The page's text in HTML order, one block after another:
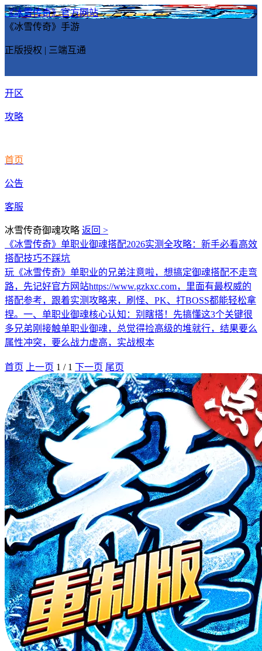
《冰雪传奇》官方网站
《冰雪传奇》手游
正版授权 | 三端互通
开区
攻略
首页
公告
客服
冰雪传奇御魂攻略 返回 >
《冰雪传奇》单职业御魂搭配2026实测全攻略：新手必看高效
搭配技巧不踩坑
玩《冰雪传奇》单职业的兄弟注意啦，想搞定御魂搭配不走弯
路，先记好官方网站https://www.gzkxc.com，里面有最权威的
搭配参考，跟着实测攻略来，刷怪、PK、打BOSS都能轻松拿
捏。一、单职业御魂核心认知：别瞎搭！先搞懂这3个关键很
多兄弟刚接触单职业御魂，总觉得捡高级的堆就行，结果要么
属性冲突，要么战力虚高，实战根本
首页 上一页 1 / 1 下一页 尾页